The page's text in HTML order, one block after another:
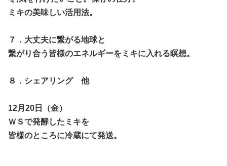
ミキの美味しい活用法。
７．大丈夫に繋がる地球と
繋がり合う皆様のエネルギーをミキに入れる瞑想。
８．シェアリング 他
12月20日（金）
ＷＳで発酵したミキを
皆様のところに冷蔵にて発送。